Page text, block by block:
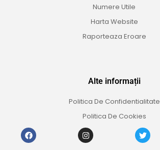
Numere Utile
Harta Website
Raporteaza Eroare
Alte informații
Politica De Confidentialitate
Politica De Cookies